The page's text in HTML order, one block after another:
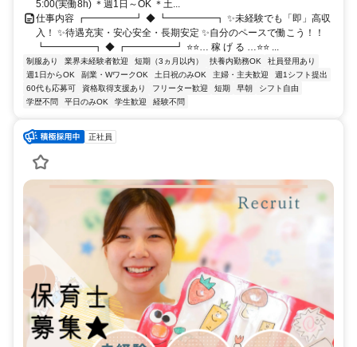
5:00(実働8h) ＊週1日～OK ＊土...
仕事内容 ┏━━━━━┛ ◆ ┗━━━━━┓ ✨未経験でも「即」高収
入！ ✨待遇充実・安心安全・長期安定 ✨自分のペースで働こう！！
┗━━━━━┓ ◆ ┏━━━━━┛ ⭐⭐… 稼 げ る …⭐⭐ ...
制服あり 業界未経験者歓迎 短期（3ヵ月以内） 扶養内勤務OK
社員登用あり
週1日からOK
副業・WワークOK 土日祝のみOK 主婦・主夫歓迎
週1シフト提出
60代も応募可
資格取得支援あり フリーター歓迎 短期 早朝
シフト自由
学歴不問
平日のみOK 学生歓迎 経験不問
正社員